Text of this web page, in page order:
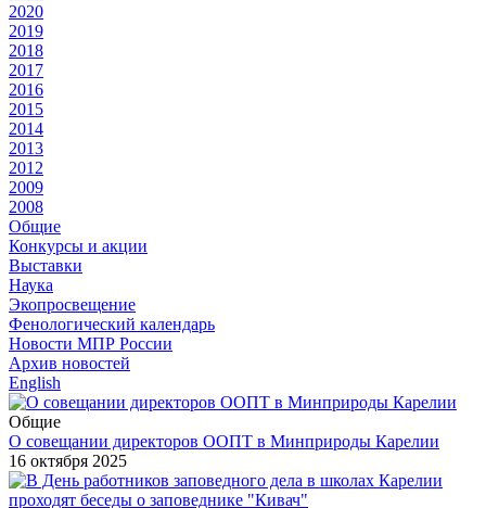
2020
2019
2018
2017
2016
2015
2014
2013
2012
2009
2008
Общие
Конкурсы и акции
Выставки
Наука
Экопросвещение
Фенологический календарь
Новости МПР России
Архив новостей
English
Общие
О совещании директоров ООПТ в Минприроды Карелии
16 октября 2025